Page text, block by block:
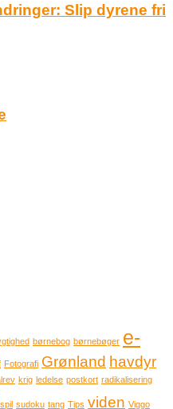
Slip dyrene fri
børnebog børnebøger e-
Fotografi Grønland havdyr
krig ledelse postkort radikalisering
spil sudoku tang Tips viden Viggo